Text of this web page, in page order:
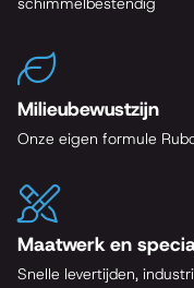
Milieubewustzijn
Onze eigen formule
Maatwerk en
Snelle levertijden,